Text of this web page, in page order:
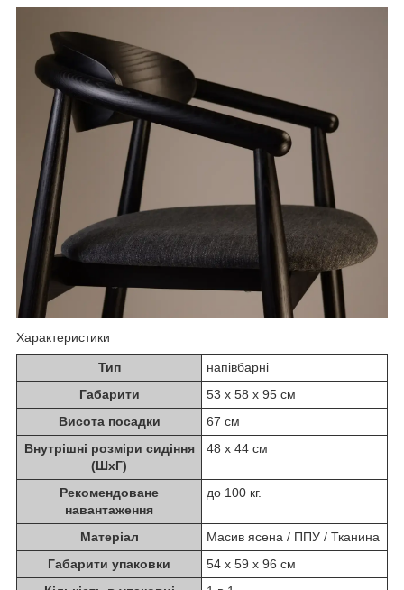
Характеристики
Тип
напівбарні
Габарити
53 х 58 х 95 см
Висота посадки
67 см
Внутрішні розміри сидіння
(ШхГ)
48 х 44 см
Рекомендоване
навантаження
до 100 кг.
Матеріал
Масив ясена / ППУ / Тканина
Габарити упаковки
54 х 59 х 96 см